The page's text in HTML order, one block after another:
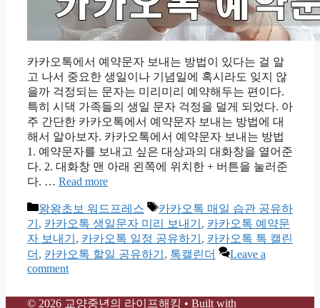
카카오톡에서 예약문자 보내는 방법이 있다는 걸 알
고 나서 중요한 생일이나 기념일에 혹시라도 잊지 않
을까 걱정되는 문자는 미리미리 예약해두는 편이다.
특히 시댁 가족들의 생일 문자 걱정을 덜게 되었다. 아
주 간단한 카카오톡에서 예약문자 보내는 방법에 대
해서 알아보자. 카카오톡에서 예약문자 보내는 방법
1. 예약문자를 보내고 싶은 대상과의 대화창을 열어준
다. 2. 대화창 맨 아래 왼쪽에 위치한 + 버튼을 눌러준
다. … Read more
Categories
왕왕초보 워드프레스 Tags
카카오톡 매일 습관 공유하
기 , 카카오톡 생일문자 미리 보내기 , 카카오톡 예약문
자 보내기 , 카카오톡 일정 공유하기 , 카카오톡 톡 캘린
더 , 카카오톡 할일 공유하기 , 톡캘린더
Leave a
comment
© 2026 교양중년의 라이프해킹 • Built with